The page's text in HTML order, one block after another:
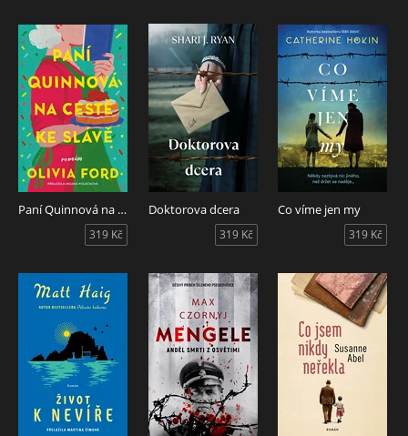
Paní Quinnová na cestě ke slávě
319 Kč
Doktorova dcera
319 Kč
Co víme jen my
319 Kč